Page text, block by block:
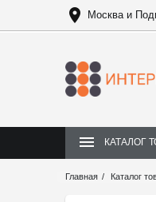
Москва и
КАТАЛОГ
Главная Каталог